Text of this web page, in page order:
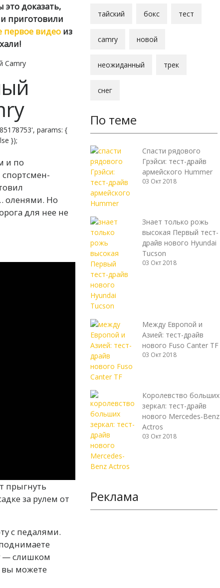
доказать,
приготовили
первое видео из
Camry
params: {
});
и по
оленями. Но
для нее не
прыгнуть
за рулем от
с педалями.
— слишком
вы можете
тайский бокс тест
camry новой
неожиданный трек
снег
По теме
Спасти рядового
Грэйси: тест-драйв
армейского Hummer
03 Окт 2018
Знает только рожь
высокая Первый тест-
драйв нового Hyundai
Tucson
03 Окт 2018
Между Европой и
Азией: тест-драйв
нового Fuso Canter TF
03 Окт 2018
Королевство больших
зеркал: тест-драйв
нового Mercedes-Benz
Actros
03 Окт 2018
Реклама